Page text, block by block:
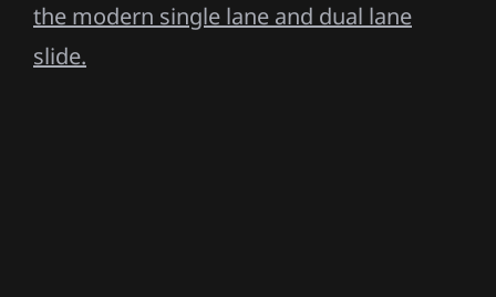
the modern single lane and dual lane
slide.